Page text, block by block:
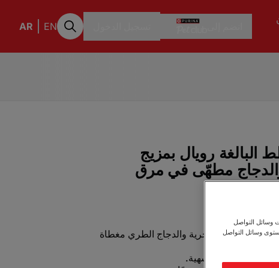
EN
AR
رويال بمزيج
والدجاج مطهّى في مرق
المأكولات البحرية والدجاج الطري مغطاة
القطط ضعيفة الشهية.
وسائل التواصل
وسائل التواصل